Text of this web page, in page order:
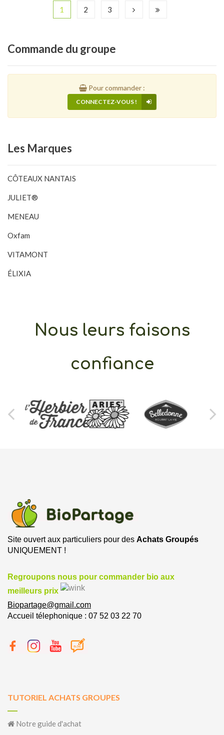
1 2 3
Commande du groupe
Pour commander :
CONNECTEZ-VOUS !
Les Marques
CÔTEAUX NANTAIS
JULIET®
MENEAU
Oxfam
VITAMONT
ÉLIXIA
Nous leurs faisons
confiance
Site ouvert aux particuliers pour des Achats Groupés
UNIQUEMENT !
Regroupons nous pour commander bio aux
meilleurs prix
Biopartage@gmail.com
Accueil télephonique : 07 52 03 22 70
TUTORIEL ACHATS GROUPES
Notre guide d'achat